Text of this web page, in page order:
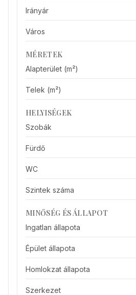
Irányár
Város
MÉRETEK
Alapterület (m²)
Telek (m²)
HELYISÉGEK
Szobák
Fürdő
WC
Szintek száma
MINŐSÉG ÉS ÁLLAPOT
Ingatlan állapota
Épület állapota
Homlokzat állapota
Szerkezet